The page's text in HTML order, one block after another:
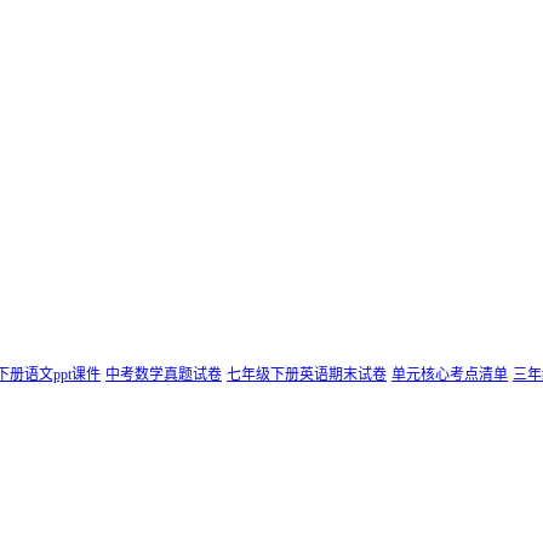
册语文ppt课件 中考数学真题试卷 七年级下册英语期末试卷 单元核心考点清单 三